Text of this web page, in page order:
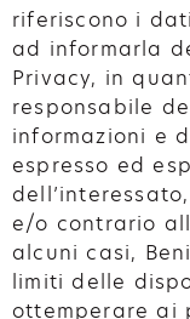
riferiscono i
ad informarla
Privacy, in
responsabile
informazioni e
espresso ed
e/o contrario
alcuni casi,
limiti delle
ottemperare ai